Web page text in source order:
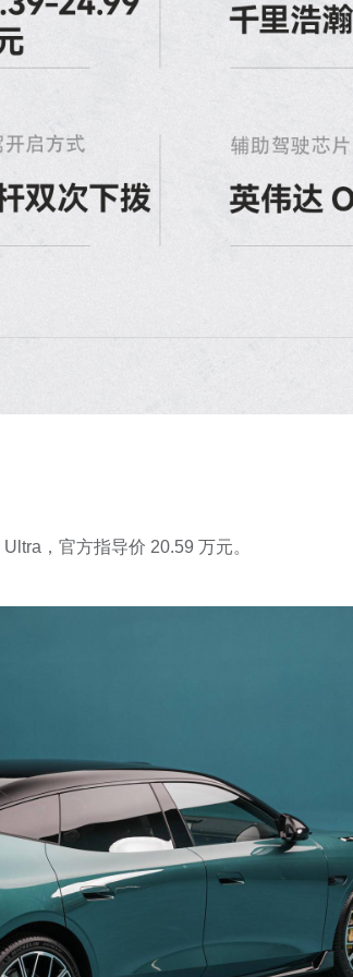
，官方指导价 20.59 万元。